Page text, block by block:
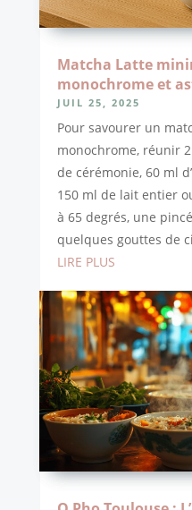
Matcha Latte
monochrome et
JUIL 25, 2025
Pour savourer un
monochrome, réunir
de cérémonie, 60 ml
150 ml de lait entier
à 65 degrés, une
quelques gouttes de
LIRE PLUS